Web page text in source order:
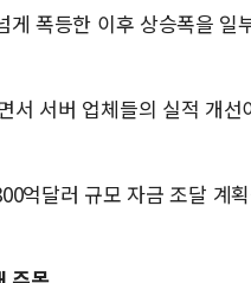
폭등한 이후 상승폭을 일
서 서버 업체들의 실적 개
억달러 규모 자금 조달 계